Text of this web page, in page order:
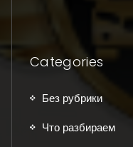
Categories
Без рубрики
Что разбираем